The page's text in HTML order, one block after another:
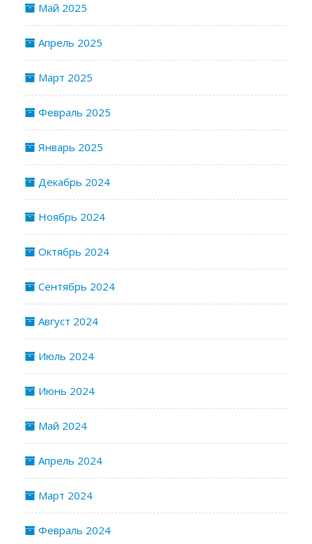
Май 2025
Апрель 2025
Март 2025
Февраль 2025
Январь 2025
Декабрь 2024
Ноябрь 2024
Октябрь 2024
Сентябрь 2024
Август 2024
Июль 2024
Июнь 2024
Май 2024
Апрель 2024
Март 2024
Февраль 2024